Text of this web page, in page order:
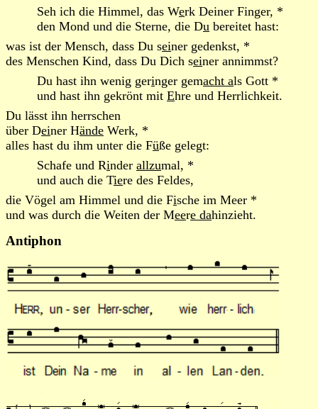
Seh ich die Himmel, das Werk Deiner Finger, *
den Mond und die Sterne, die Du bereitet hast:
was ist der Mensch, dass Du seiner gedenkst, *
des Menschen Kind, dass Du Dich seiner annimmst?
Du hast ihn wenig geringer gemacht als Gott *
und hast ihn gekrönt mit Ehre und Herrlichkeit.
Du lässt ihn herrschen
über Deiner Hände Werk, *
alles hast du ihm unter die Füße gelegt:
Schafe und Rinder allzumal, *
und auch die Tiere des Feldes,
die Vögel am Himmel und die Fische im Meer *
und was durch die Weiten der Meere dahinzieht.
Antiphon